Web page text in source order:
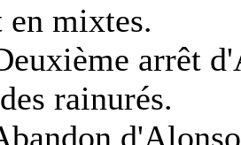
en mixtes.
arrêt
rainurés.